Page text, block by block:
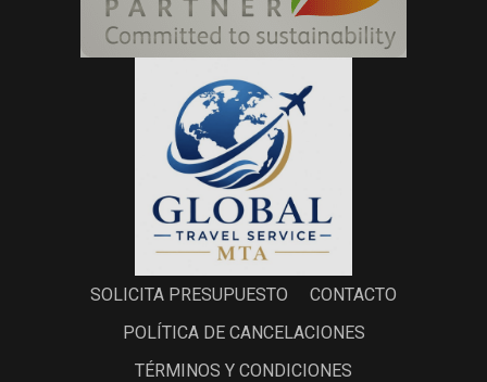
SOLICITA PRESUPUESTO
CONTACTO
POLÍTICA DE CANCELACIONES
TÉRMINOS Y CONDICIONES